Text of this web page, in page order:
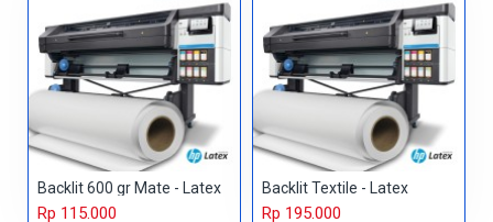
Backlit 600 gr Mate - Latex
Rp 115.000
Backlit Textile - Latex
Rp 195.000